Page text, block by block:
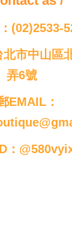
(02)2533-
市中山區
弄6號
EMAIL：
：